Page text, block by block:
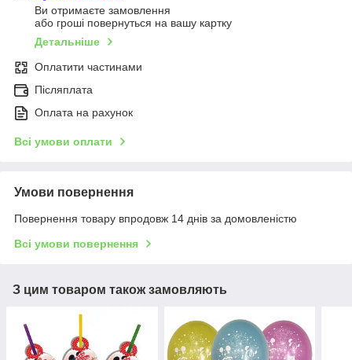
Ви отримаєте замовлення
або гроші повернуться на вашу картку
Детальніше
Оплатити частинами
Післяплата
Оплата на рахунок
Всі умови оплати
Умови повернення
Повернення товару впродовж 14 днів за домовленістю
Всі умови повернення
З цим товаром також замовляють